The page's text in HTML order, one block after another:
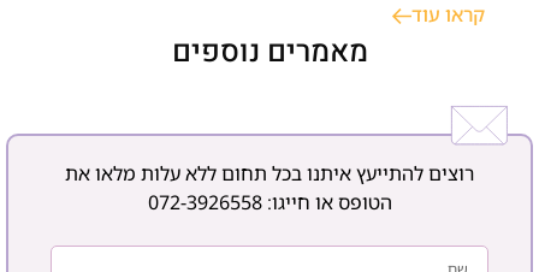
מאמרים נוספים
או ישראלית דורשת אבחון רפואי ממוקד ותקופת ניסיון, במטרה
קראו עוד
רוצים להתייעץ איתנו בכל תחום ללא עלות מלאו את
הטופס או חייגו:072-3926558